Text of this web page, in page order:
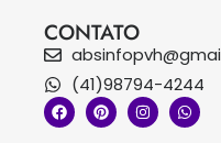
CONTATO
(41)98794-4244